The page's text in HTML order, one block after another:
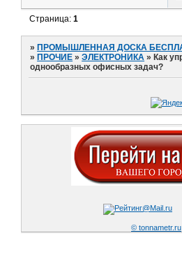
Страница:1
» ПРОМЫШЛЕННАЯ ДОСКА
» ПРОЧИЕ »ЭЛЕКТРОНИКА » Как
однообразных офисных задач?
© tonnametr.ru